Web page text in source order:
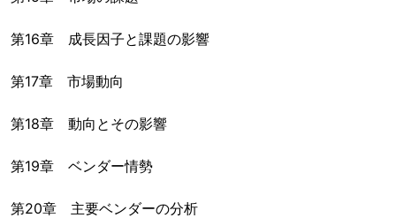
第16章 成長因子と課題の影響
第17章 市場動向
第18章 動向とその影響
第19章 ベンダー情勢
第20章 主要ベンダーの分析